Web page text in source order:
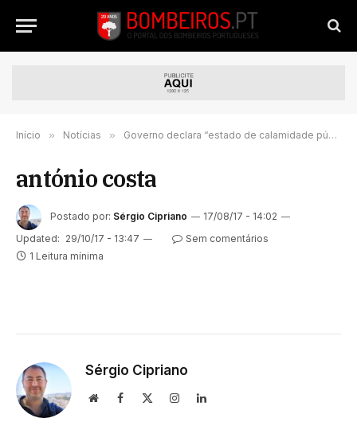
Início » Notícias » Governo declara “estado de calamidade pública” com efeitos preventivos em algumas zonas do país
antónio costa
Postado por: Sérgio Cipriano
17/08/17 - 14:02
Updated: 29/10/17 - 13:47
Sem comentários
1 Leitura mínima
Sérgio Cipriano
WebsiteFacebook InstagramLinkedIn